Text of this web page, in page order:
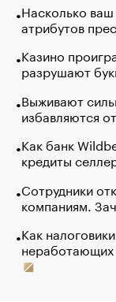
Насколько ваш
атрибутов
Казино
разрушают
Выживают
избавляются
Как банк
кредиты
Сотрудники
компаниям.
Как
неработающих